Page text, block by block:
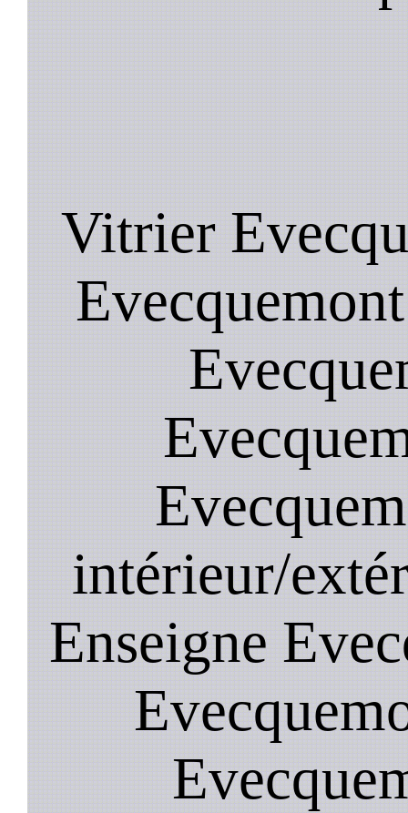
Vitrier
intérieur/
Enseigne